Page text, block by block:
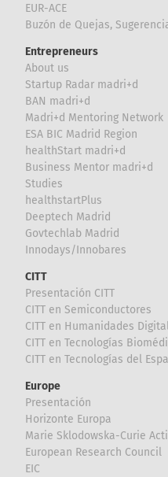
EUR-ACE
Buzón de Quejas,
Entrepreneurs
About us
Startup Radar madri+d
BAN madri+d
Madri+d Mentoring Network
ESA BIC Madrid Region
healthStart madri+d
Business Mentor madri+d
Studies
healthstartPlus
Deeptech Madrid
Govtechlab Madrid
Innodays/Innobares
CITT
Presentación CITT
CITT en Semiconductores
CITT en Humanidades
CITT en Tecnologías
CITT en Tecnologías del
Europe
Presentación
Horizonte Europa
Marie Sklodowska-Curie
European Research Council
EIC